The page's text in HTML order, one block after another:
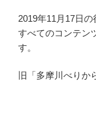
2019年11月17日
すべてのコンテン
す。
旧「多摩川べりか